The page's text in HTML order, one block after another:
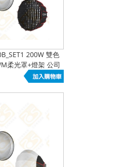
200W 雙色
柔光罩+燈架 公司